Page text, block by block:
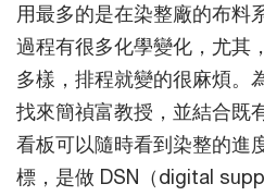
用最多的是在染整廠的布料
過程有很多化學變化，尤其
多樣，排程就變的很麻煩。
找來簡禎富教授，並結合既
看板可以隨時看到染整的進
標，是做 DSN（digital